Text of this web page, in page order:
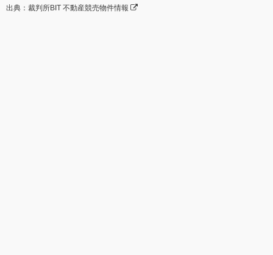
出典：裁判所BIT 不動産競売物件情報